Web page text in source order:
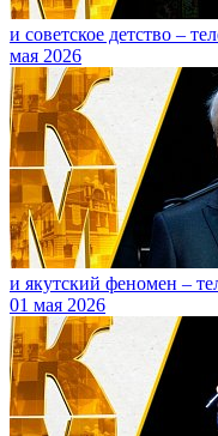
и советское детство –
мая 2026
и якутский феномен –
01 мая 2026